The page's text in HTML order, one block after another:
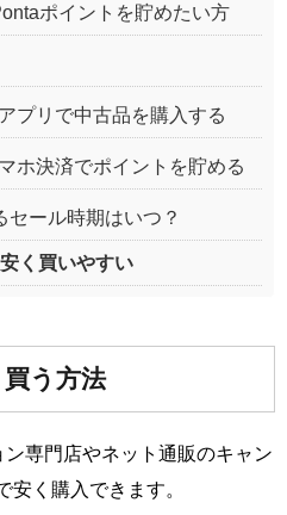
ポイントを貯めたい方
プリで中古品を購入する
ホ決済でポイントを貯める
セール時期はいつ？
く買いやすい
う方法
専門店やネット通販のキャン
安く購入できます。